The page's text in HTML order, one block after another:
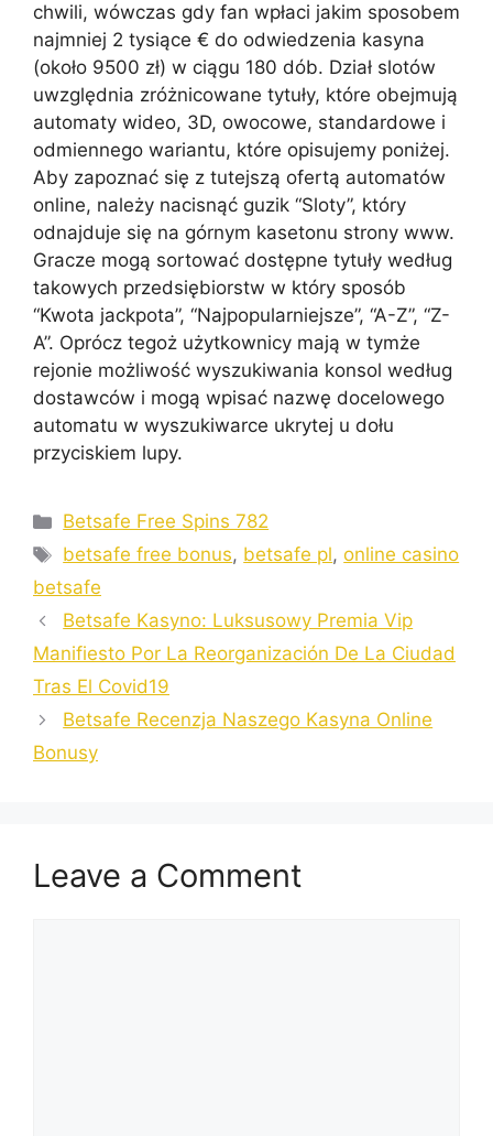
chwili, wówczas gdy fan wpłaci jakim sposobem
najmniej 2 tysiące € do odwiedzenia kasyna
(około 9500 zł) w ciągu 180 dób. Dział slotów
uwzględnia zróżnicowane tytuły, które obejmują
automaty wideo, 3D, owocowe, standardowe i
odmiennego wariantu, które opisujemy poniżej.
Aby zapoznać się z tutejszą ofertą automatów
online, należy nacisnąć guzik “Sloty”, który
odnajduje się na górnym kasetonu strony www.
Gracze mogą sortować dostępne tytuły według
takowych przedsiębiorstw w który sposób
“Kwota jackpota”, “Najpopularniejsze”, “A-Z”, “Z-
A”. Oprócz tegoż użytkownicy mają w tymże
rejonie możliwość wyszukiwania konsol według
dostawców i mogą wpisać nazwę docelowego
automatu w wyszukiwarce ukrytej u dołu
przyciskiem lupy.
Categories
Betsafe Free Spins 782
Tags
betsafe free bonus, betsafe pl,online casino
betsafe
Betsafe Kasyno: Luksusowy Premia Vip
Manifiesto Por La Reorganización De La Ciudad
Tras El Covid19
Betsafe Recenzja Naszego Kasyna Online
Bonusy
Leave a Comment